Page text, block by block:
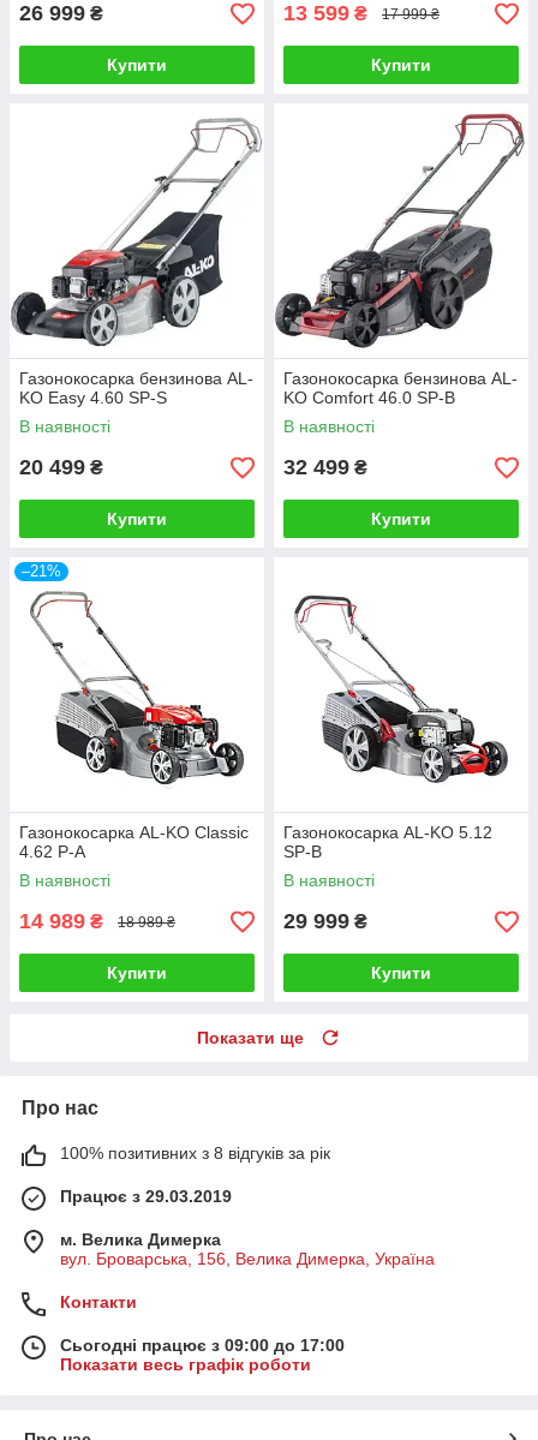
26 999 ₴
Купити
13 599 ₴ 17 999 ₴
Купити
Газонокосарка бензинова AL-
KO Easy 4.60 SP-S
В наявності
20 499 ₴
Купити
Газонокосарка бензинова AL-
KO Comfort 46.0 SP-B
В наявності
32 499 ₴
Купити
–21%
Газонокосарка AL-KO Classic
4.62 P-A
В наявності
14 989 ₴ 18 989 ₴
Купити
Газонокосарка AL-KO 5.12
SP-В
В наявності
29 999 ₴
Купити
Показати ще
Про нас
100% позитивних з 8 відгуків за рік
Працює з 29.03.2019
м. Велика Димерка
вул. Броварська, 156, Велика Димерка, Україна
Контакти
Сьогодні працює з 09:00 до 17:00
Показати весь графік роботи